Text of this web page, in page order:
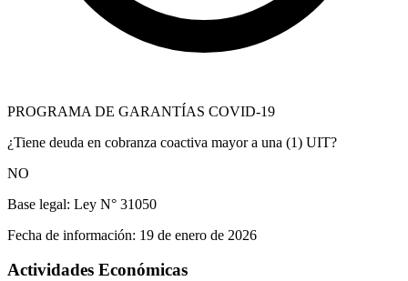
PROGRAMA DE GARANTÍAS COVID-19
¿Tiene deuda en cobranza coactiva mayor a una (1) UIT?
NO
Base legal: Ley N° 31050
Fecha de información: 19 de enero de 2026
Actividades Económicas